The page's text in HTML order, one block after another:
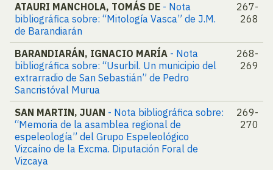
ATAURI MANCHOLA, TOMÁS DE - Nota
bibliográfica sobre: “Mitología Vasca” de J.M.
de Barandiarán
267-
268
BARANDIARÁN, IGNACIO MARÍA - Nota
bibliográfica sobre: “Usurbil. Un municipio del
extrarradio de San Sebastián” de Pedro
Sancristóval Murua
268-
269
SAN MARTIN, JUAN - Nota bibliográfica sobre:
“Memoria de la asamblea regional de
espeleología” del Grupo Espeleológico
Vizcaíno de la Excma. Diputación Foral de
Vizcaya
269-
270